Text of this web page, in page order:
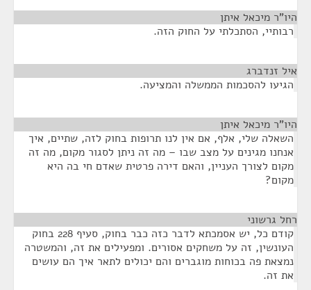
היו"ר מיכאל איתן
רבותיי, הסתכלתי על החוק הזה.
איל זנדברג
הגיעו להסכמות הממשלה והמציעה.
היו"ר מיכאל איתן
השאלה שלי, אלף, אם אין לנו תרופות בחוק לזה, שתיים, איך
אנחנו מגינים על מצב שבו – מה זה ניתן לסגור מקום, מה זה
מקום לצורך העניין, והאם דירה פרטית שאדם חי בה היא
מקום?
רחל גרשוני
קודם כל, יש אסמכתא לדבר כזה כבר בחוק, סעיף 228 בחוק
העונשין, זה על משחקים אסורים. ומפעילים את זה, והמשטרה
נמצאת פה בכוחות מוגברים והם יכולים לתאר איך הם עושים
את זה.